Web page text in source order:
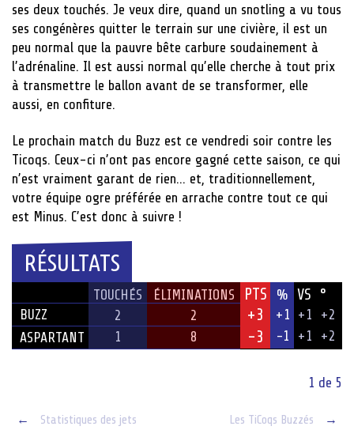
ses deux touchés. Je veux dire, quand un snotling a vu tous
ses congénères quitter le terrain sur une civière, il est un
peu normal que la pauvre bête carbure soudainement à
l’adrénaline. Il est aussi normal qu’elle cherche à tout prix
à transmettre le ballon avant de se transformer, elle
aussi, en confiture.
Le prochain match du Buzz est ce vendredi soir contre les
Ticoqs. Ceux-ci n’ont pas encore gagné cette saison, ce qui
n’est vraiment garant de rien… et, traditionnellement,
votre équipe ogre préférée en arrache contre tout ce qui
est Minus. C’est donc à suivre !
RÉSULTATS
TOUCHÉS ÉLIMINATIONS PTS % VS °
BUZZ 2 2 +3 +1 +1
+2
ASPARTANT
1 8 -3 -1 +1 +2
1 de 5
← Statistiques des jets Les TiCoqs Buzzés →